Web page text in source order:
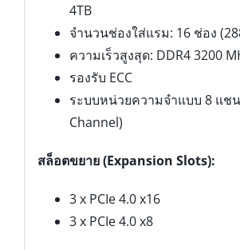
4TB
จำนวนช่องใส่แรม: 16 ช่อง
ความเร็วสูงสุด: DDR4 3200
รองรับ ECC
ระบบหน่วยความจำแบบ 8 แช
Channel)
สล็อตขยาย (Expansion Slots):
3 x PCIe 4.0 x16
3 x PCIe 4.0 x8